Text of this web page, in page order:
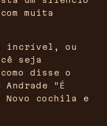
muita
incrível, ou
seja
disse o
Andrade "É
Novo cochila e